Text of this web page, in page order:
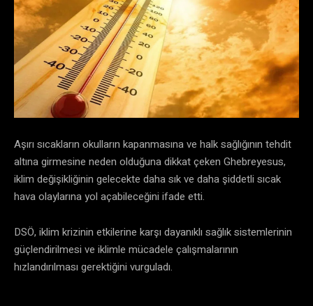
Aşırı sıcakların okulların kapanmasına ve halk sağlığının tehdit
altına girmesine neden olduğuna dikkat çeken Ghebreyesus,
iklim değişikliğinin gelecekte daha sık ve daha şiddetli sıcak
hava olaylarına yol açabileceğini ifade etti.
DSÖ, iklim krizinin etkilerine karşı dayanıklı sağlık sistemlerinin
güçlendirilmesi ve iklimle mücadele çalışmalarının
hızlandırılması gerektiğini vurguladı.